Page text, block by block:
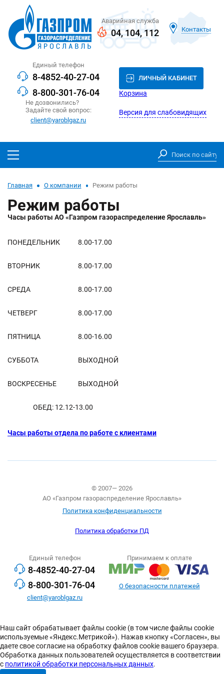
Аварийная служба
04,104,112 Контакты
Единый телефон
8-4852-40-27-04
8-800-301-76-04
Не дозвонились?
Задайте свой вопрос:
client@yaroblgaz.ru
ЛИЧНЫЙ КАБИНЕТ
Корзина
Версия для слабовидящих
Главная О компании Режим работы
Режим работы
Часы работы АО «Газпром газораспределение Ярославль»
ПОНЕДЕЛЬНИК 8.00-17.00
ВТОРНИК 8.00-17.00
СРЕДА 8.00-17.00
ЧЕТВЕРГ 8.00-17.00
ПЯТНИЦА 8.00-16.00
СУББОТА ВЫХОДНОЙ
ВОСКРЕСЕНЬЕ ВЫХОДНОЙ
ОБЕД: 12.12-13.00
Часы работы отдела по работе с клиентами
© 2007— 2026
АО «Газпром газораспределение Ярославль»
Политика конфиденциальности
Политика обработки ПД
Единый телефон
8-4852-40-27-04
8-800-301-76-04
client@yaroblgaz.ru
Принимаем к оплате
О безопасности платежей
Наш сайт обрабатывает файлы cookie (в том числе файлы cookie
используемые «Яндекс.Метрикой»). Нажав кнопку «Согласен», вы
даете свое согласие на обработку файлов cookie вашего браузера.
Обработка данных пользователей осуществляется в соответствии
с политикой обработки персональных данных.